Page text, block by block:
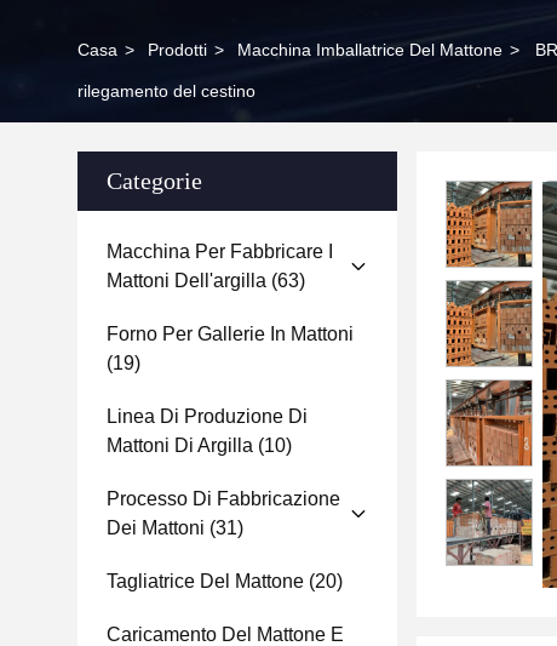
Casa > Prodotti > Macchina Imballatrice Del Mattone >
rilegamento del cestino
Categorie
Macchina Per Fabbricare I
Mattoni Dell'argilla (63)
Forno Per Gallerie In Mattoni
(19)
Linea Di Produzione Di
Mattoni Di Argilla (10)
Processo Di Fabbricazione
Dei Mattoni (31)
Tagliatrice Del Mattone (20)
Caricamento Del Mattone E